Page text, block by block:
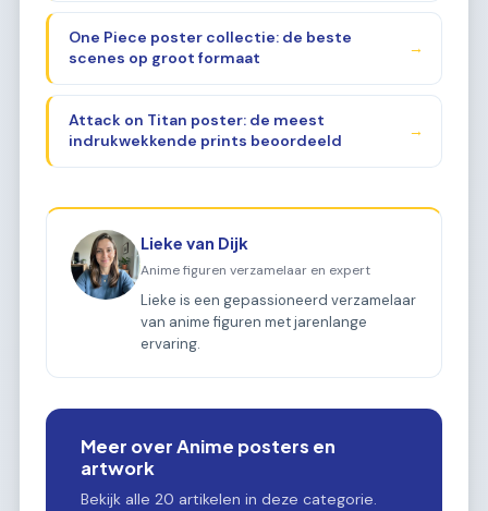
One Piece poster collectie: de beste
scenes op groot formaat
→
Attack on Titan poster: de meest
indrukwekkende prints beoordeeld
→
Lieke van Dijk
Anime figuren verzamelaar en expert
Lieke is een gepassioneerd verzamelaar
van anime figuren met jarenlange
ervaring.
Meer over Anime posters en
artwork
Bekijk alle 20 artikelen in deze categorie.